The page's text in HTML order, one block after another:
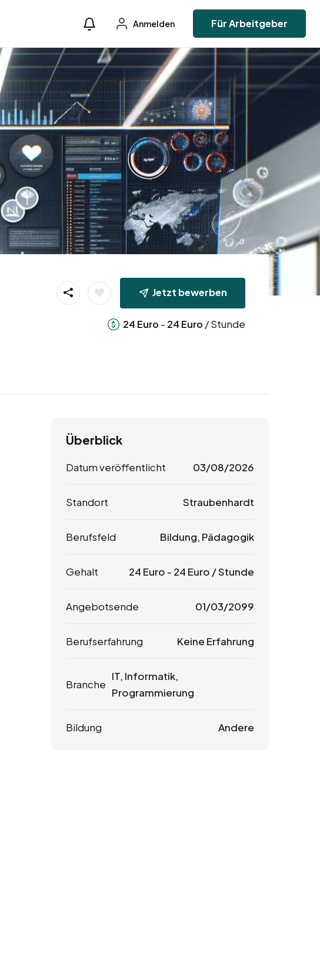
Anmelden Für Arbeitgeber
Jetzt bewerben
24 Euro - 24 Euro / Stunde
Überblick
Datum veröffentlicht 03/08/2026
Standort Straubenhardt
Berufsfeld Bildung, Pädagogik
Gehalt 24 Euro - 24 Euro / Stunde
Angebotsende 01/03/2099
Berufserfahrung Keine Erfahrung
Branche
IT, Informatik,
Programmierung
Bildung Andere